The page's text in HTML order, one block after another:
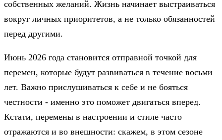
собственных желаний. Жизнь начинает выстраиваться
вокруг личных приоритетов, а не только обязанностей
перед другими.
Июнь 2026 года становится отправной точкой для
перемен, которые будут развиваться в течение восьми
лет. Важно прислушиваться к себе и не бояться
честности - именно это поможет двигаться вперед.
Кстати, перемены в настроении и стиле часто
отражаются и во внешности: скажем, в этом сезоне